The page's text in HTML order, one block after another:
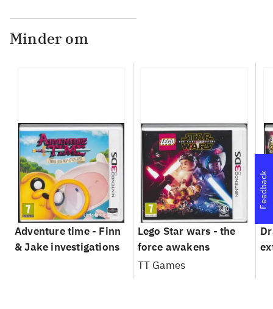
Minder om
Adventure time - Finn
& Jake investigations
Lego Star wars - the
force awakens
TT Games
Feedback